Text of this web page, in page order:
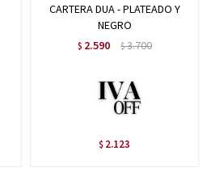
CARTERA DUA - PLATEADO Y
NEGRO
$ 2.590 $3.700
$ 2.123